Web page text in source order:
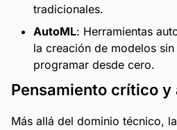
tradicionales.
AutoML: Herramientas
la creación de modelos
programar desde cero.
Pensamiento crítico y
Más allá del dominio técnico,